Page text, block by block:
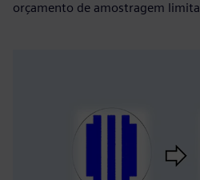
orçamento de amostragem